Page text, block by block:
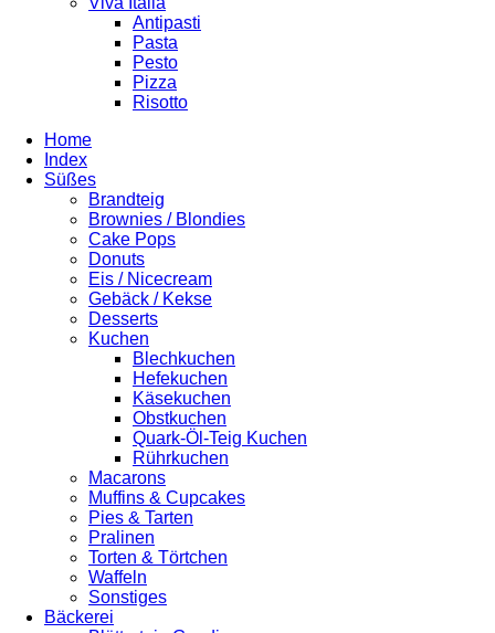
Antipasti
Pasta
Pesto
Pizza
Risotto
Home
Index
Süßes
Brandteig
Brownies / Blondies
Cake Pops
Donuts
Eis / Nicecream
Gebäck / Kekse
Desserts
Kuchen
Blechkuchen
Hefekuchen
Käsekuchen
Obstkuchen
Quark-Öl-Teig Kuchen
Rührkuchen
Macarons
Muffins & Cupcakes
Pies & Tarten
Pralinen
Torten & Törtchen
Waffeln
Sonstiges
Bäckerei